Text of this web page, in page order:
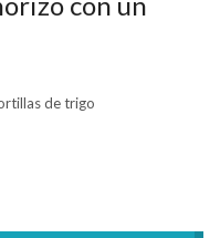
de trigo